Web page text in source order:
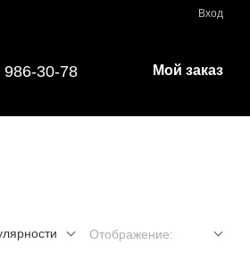
Вход
986-30-78 Мой заказ
Отображение: